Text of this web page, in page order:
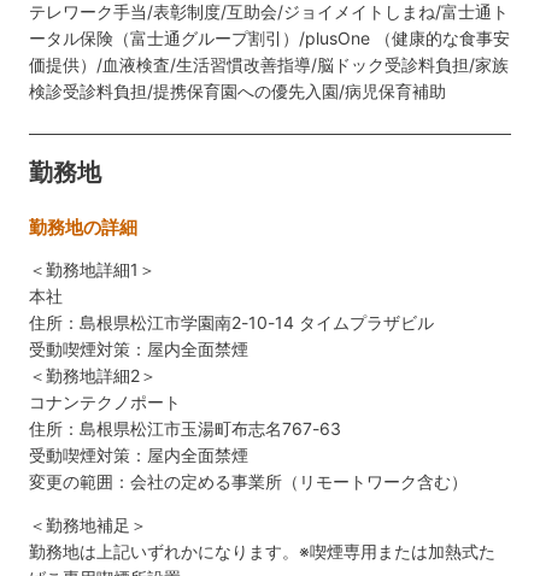
テレワーク手当/表彰制度/互助会/ジョイメイトしまね/富士通ト
ータル保険（富士通グループ割引）/plusOne （健康的な食事安
価提供）/血液検査/生活習慣改善指導/脳ドック受診料負担/家族
検診受診料負担/提携保育園への優先入園/病児保育補助
勤務地
勤務地の詳細
＜勤務地詳細1＞
本社
住所：島根県松江市学園南2-10-14 タイムプラザビル
受動喫煙対策：屋内全面禁煙
＜勤務地詳細2＞
コナンテクノポート
住所：島根県松江市玉湯町布志名767-63
受動喫煙対策：屋内全面禁煙
変更の範囲：会社の定める事業所（リモートワーク含む）
＜勤務地補足＞
勤務地は上記いずれかになります。※喫煙専用または加熱式た